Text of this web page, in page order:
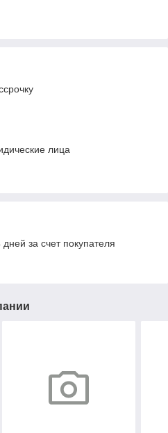
лица
за счет покупателя